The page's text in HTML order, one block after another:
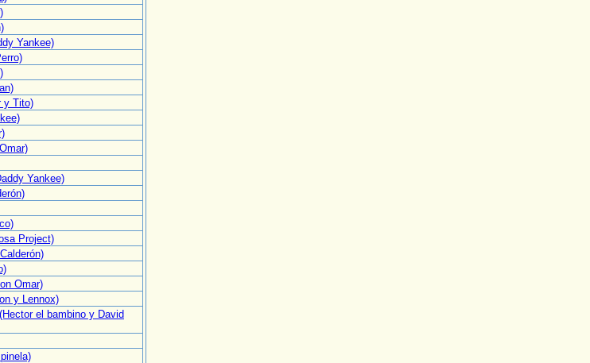
Yankee)
y Tito)
Yankee)
Project)
Omar)
y Lennox)
el bambino y David